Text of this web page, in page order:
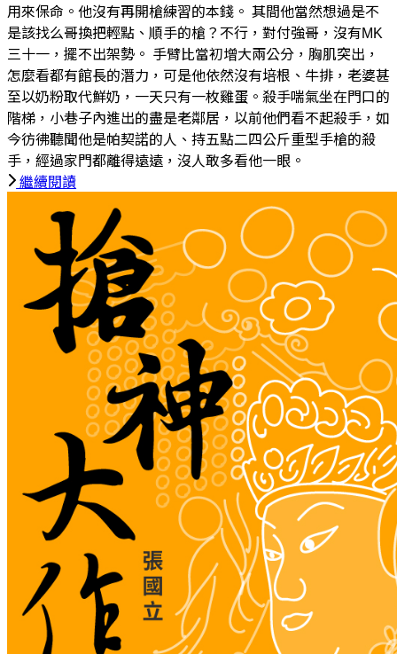
用來保命。他沒有再開槍練習的本錢。 其間他當然想過是不
是該找么哥換把輕點、順手的槍？不行，對付強哥，沒有MK
三十一，擺不出架勢。 手臂比當初增大兩公分，胸肌突出，
怎麼看都有館長的潛力，可是他依然沒有培根、牛排，老婆甚
至以奶粉取代鮮奶，一天只有一枚雞蛋。殺手喘氣坐在門口的
階梯，小巷子內進出的盡是老鄰居，以前他們看不起殺手，如
今彷彿聽聞他是帕契諾的人、持五點二四公斤重型手槍的殺
手，經過家門都離得遠遠，沒人敢多看他一眼。
繼續閱讀